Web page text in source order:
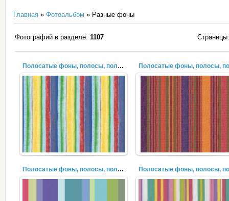
Главная » Фотоальбом » Разные фоны
Фотографий в разделе: 1107
Полосатые фоны, полосы, полоски, лучи (37)
Полосатые фоны, полосы, полоски, лучи (34)